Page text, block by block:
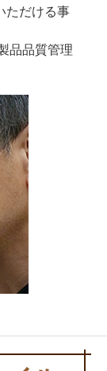
ただける事
品品質管理